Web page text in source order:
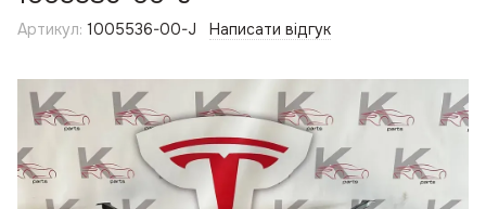
Артикул: 1005536-00-J Написати відгук